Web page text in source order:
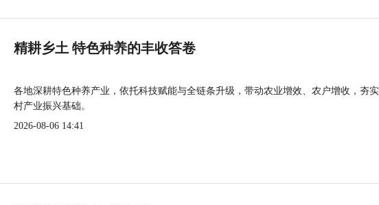
精耕乡土 特色种养的丰收答卷
各地深耕特色种养产业，依托科技赋能与全链条升级，带动农业增效、农户增收，夯
村产业振兴基础。
2026-08-06 14:41